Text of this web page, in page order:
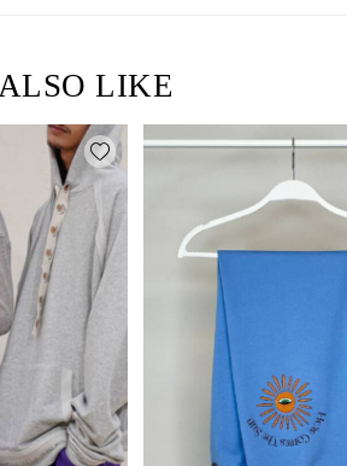
LIKE
Add wishlist